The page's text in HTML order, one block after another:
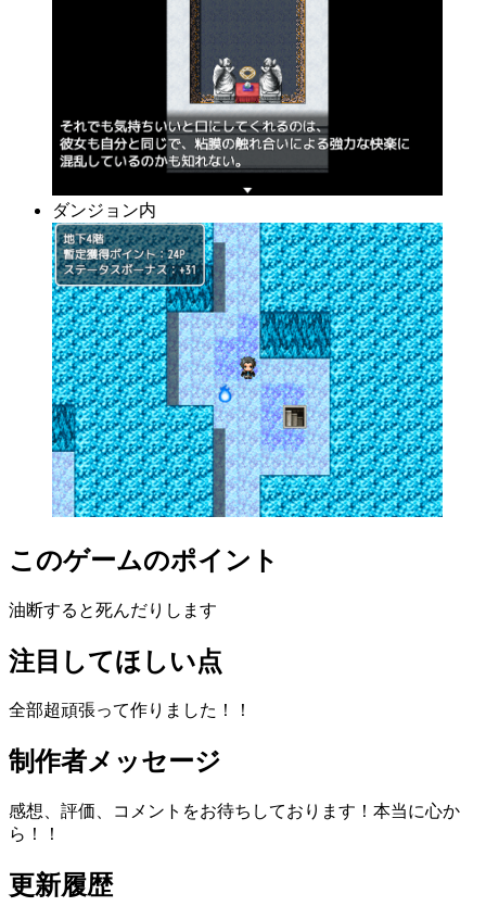
ダンジョン内
このゲームのポイント
油断すると死んだりします
注目してほしい点
全部超頑張って作りました！！
制作者メッセージ
感想、評価、コメントをお待ちしております！本当に心か
ら！！
更新履歴